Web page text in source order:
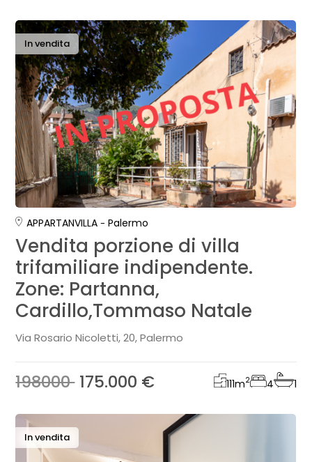
In vendita
APPARTANVILLA Palermo
Vendita porzione di villa
trifamiliare indipendente.
Zone: Partanna,
Cardillo,Tommaso Natale
Via Rosario Nicoletti, 20, Palermo
198000 175.000 € 111m2 4 1
In vendita